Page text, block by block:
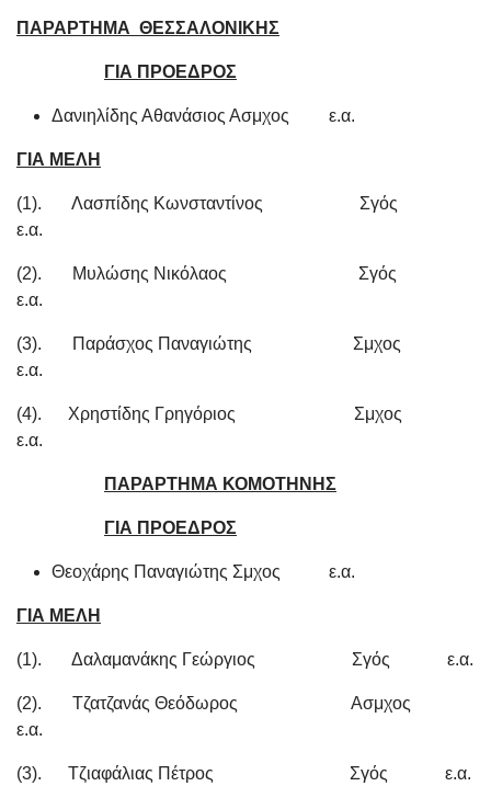
ΠΑΡΑΡΤΗΜΑ ΘΕΣΣΑΛΟΝΙΚΗΣ
ΓΙΑ ΠΡΟΕΔΡΟΣ
Δανιηλίδης Αθανάσιος Ασμχος ε.α.
ΓΙΑ ΜΕΛΗ
(1). Λασπίδης Κωνσταντίνος Σγός
ε.α.
(2). Μυλώσης Νικόλαος Σγός
ε.α.
(3). Παράσχος Παναγιώτης Σμχος
ε.α.
(4). Χρηστίδης Γρηγόριος Σμχος
ε.α.
ΠΑΡΑΡΤΗΜΑ ΚΟΜΟΤΗΝΗΣ
ΓΙΑ ΠΡΟΕΔΡΟΣ
Θεοχάρης Παναγιώτης Σμχος ε.α.
ΓΙΑ ΜΕΛΗ
(1). Δαλαμανάκης Γεώργιος Σγός ε.α.
(2). Τζατζανάς Θεόδωρος Ασμχος
ε.α.
(3). Τζιαφάλιας Πέτρος Σγός ε.α.